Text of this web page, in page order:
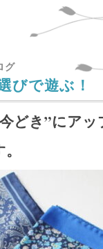
グ
びで遊ぶ！
どき”にア